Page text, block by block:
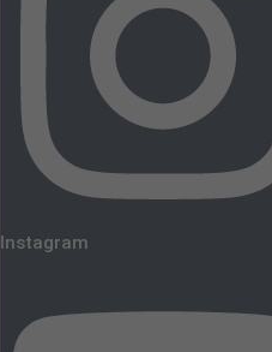
Instagram